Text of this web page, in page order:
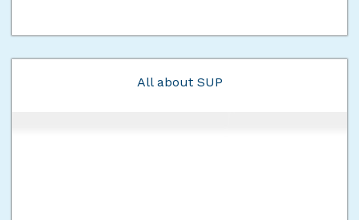
All about SUP